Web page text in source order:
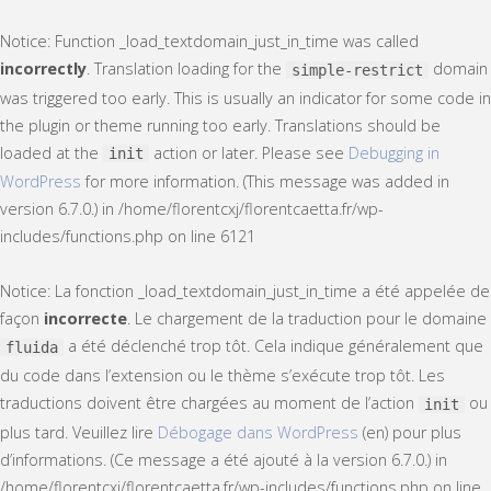
Notice: Function _load_textdomain_just_in_time was called
incorrectly. Translation loading for the simple-restrict
domain
was triggered too early. This is usually an indicator for some code in
the plugin or theme running too early. Translations should be
loaded at the
init action or later. Please see Debugging in
WordPress for more information. (This message was added in
version 6.7.0.) in /home/florentcxj/florentcaetta.fr/wp-
includes/functions.php on line 6121
Notice: La fonction _load_textdomain_just_in_time a été appelée de
façon incorrecte. Le chargement de la traduction pour le domaine
fluida
a été déclenché trop tôt. Cela indique généralement que
du code dans l’extension ou le thème s’exécute trop tôt. Les
traductions doivent être chargées au moment de l’action
init
ou
plus tard. Veuillez lire Débogage dans WordPress (en) pour plus
d’informations. (Ce message a été ajouté à la version 6.7.0.) in
/home/florentcxj/florentcaetta.fr/wp-includes/functions.php on line